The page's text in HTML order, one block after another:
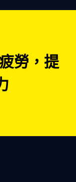
勞，提